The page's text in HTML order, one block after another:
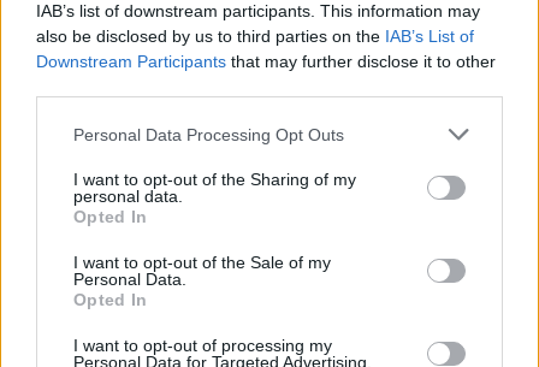
IAB’s list of downstream participants. This information may
also be disclosed by us to third parties on the IAB’s List of
Downstream Participants that may further disclose it to other
Personal Data Processing Opt Outs
I want to opt-out of the Sharing of my
personal data.
Opted In
I want to opt-out of the Sale of my
Personal Data.
Opted In
I want to opt-out of processing my
Personal Data for Targeted Advertising.
Esim for USA|Esim for Italy| Esim for Spain | Esim